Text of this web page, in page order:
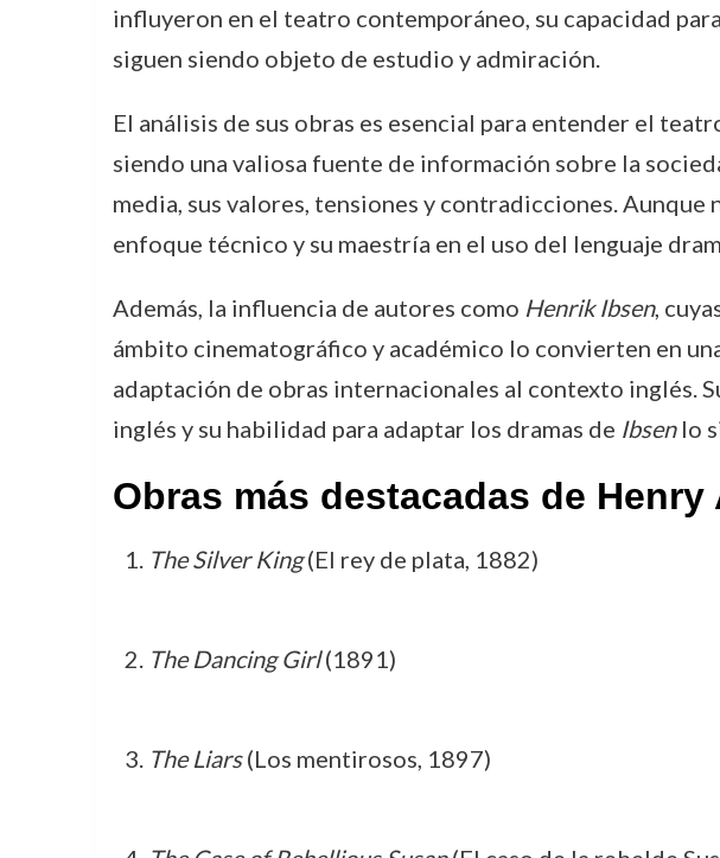
influyeron en el teatro contemporáneo, su capacidad
siguen siendo objeto de estudio y admiración.
El análisis de sus obras es esencial para entender el
siendo una valiosa fuente de información sobre la
media, sus valores, tensiones y contradicciones.
enfoque técnico y su maestría en el uso del lenguaje
Además, la influencia de autores como Henrik Ibsen,
ámbito cinematográfico y académico lo convierten en
adaptación de obras internacionales al contexto inglés.
inglés y su habilidad para adaptar los dramas de Ibsenlo
Obras más destacadas de
The Silver King(El rey de plata, 1882)
The Dancing Girl(1891)
The Liars(Los mentirosos, 1897)